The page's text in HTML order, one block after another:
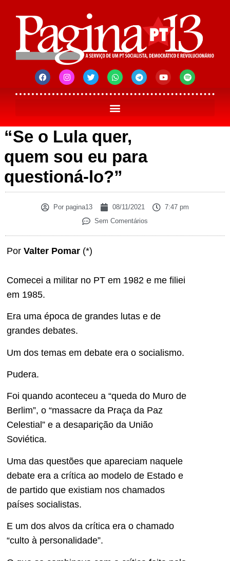
“Se o Lula quer,
quem sou eu para
questioná-lo?”
Por pagina13 08/11/2021
7:47 pm
Sem Comentários
Por Valter Pomar (*)
Comecei a militar no PT em 1982 e me filiei
em 1985.
Era uma época de grandes lutas e de
grandes debates.
Um dos temas em debate era o socialismo.
Pudera.
Foi quando aconteceu a “queda do Muro de
Berlim”, o “massacre da Praça da Paz
Celestial” e a desaparição da União
Soviética.
Uma das questões que apareciam naquele
debate era a crítica ao modelo de Estado e
de partido que existiam nos chamados
países socialistas.
E um dos alvos da crítica era o chamado
“culto à personalidade”.